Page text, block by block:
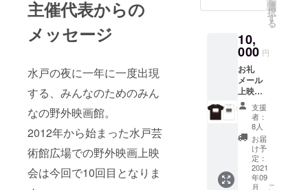
主催代表からの
メッセージ
水戸の夜に一年に一度出現
する、みんなのためのみん
なの野外映画館。
2012年から始まった水戸芸
術館広場での野外映画上映
会は今回で10回目となりま
MitoriOエリ
アの整備な
ど前向きな
変化もあ
り、新しい
文化の芽吹
も感じられ
ます。私た
ちもあり方
を変化しつ
つ、今まで
トシア
ターチ
枚（デ
ザイン
が画像
と異な
る場合
があり
ます）
※必ず備
考欄に
「表示
するお
名前」
をご記
入くだ
選
択
す
る
10,
000 円
お礼
メール
上映時
名前表
示
（大）
バッヂ1
個（ど
の種類
が届く
かはお
支援
者：
8人
お届
け予
定：
2021
年09
月
こ